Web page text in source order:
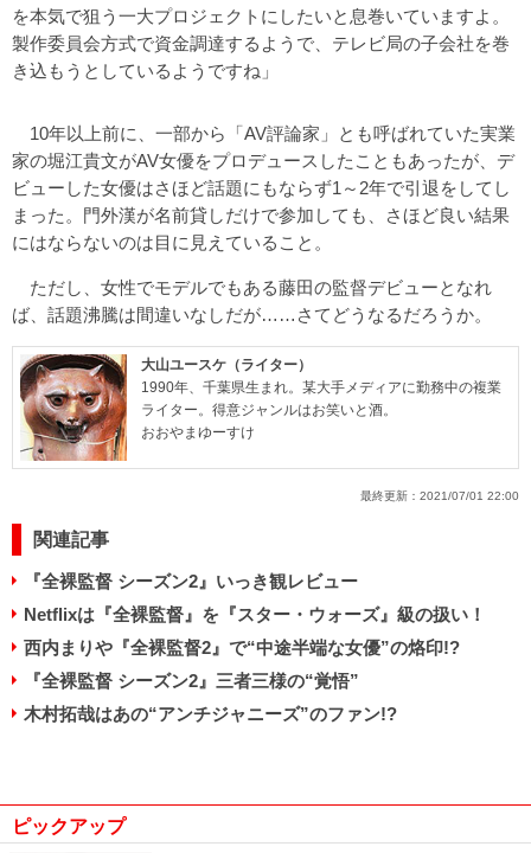
を本気で狙う一大プロジェクトにしたいと息巻いていますよ。
製作委員会方式で資金調達するようで、テレビ局の子会社を巻
き込もうとしているようですね」
10年以上前に、一部から「AV評論家」とも呼ばれていた実業
家の堀江貴文がAV女優をプロデュースしたこともあったが、デ
ビューした女優はさほど話題にもならず1～2年で引退をしてし
まった。門外漢が名前貸しだけで参加しても、さほど良い結果
にはならないのは目に見えていること。
ただし、女性でモデルでもある藤田の監督デビューとなれ
ば、話題沸騰は間違いなしだが……さてどうなるだろうか。
大山ユースケ（ライター）
1990年、千葉県生まれ。某大手メディアに勤務中の複業
ライター。得意ジャンルはお笑いと酒。
おおやまゆーすけ
最終更新： 2021/07/01 22:00
関連記事
『全裸監督 シーズン2』いっき観レビュー
Netflixは『全裸監督』を『スター・ウォーズ』級の扱い！
西内まりや『全裸監督2』で“中途半端な女優”の烙印!?
『全裸監督 シーズン2』三者三様の“覚悟”
木村拓哉はあの“アンチジャニーズ”のファン!?
ピックアップ